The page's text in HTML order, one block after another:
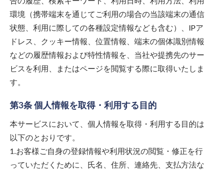
環境（携帯端末を通じてご利用の場合の当該端末の通信
状態、利用に際しての各種設定情報なども含む）、IPア
ドレス、クッキー情報、位置情報、端末の個体識別情報
などの履歴情報および特性情報を、当社や提携先のサー
ビスを利用、またはページを閲覧する際に取得いたしま
す。
第3条 個人情報を取得・利用する目的
本サービスにおいて、個人情報を取得・利用する目的は
以下のとおりです。
1.お客様ご自身の登録情報や利用状況の閲覧・修正を行
っていただくために、氏名、住所、連絡先、支払方法な